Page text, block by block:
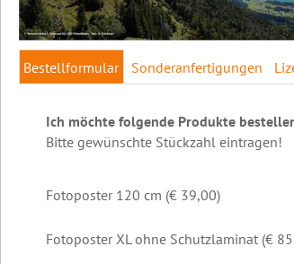
Bestellformular Sonderanfertigungen
Ich möchte folgende Produkte
Bitte gewünschte Stückzahl eintragen!
Fotoposter 120 cm (€ 39,00)
Fotoposter XL ohne Schutzlaminat (€